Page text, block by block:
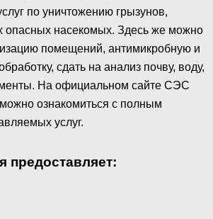
по уничтожению грызунов,
опасных насекомых. Здесь же можно
помещений, антимикробную и
сдать на анализ почву, воду,
На официальном сайте СЭС
ознакомиться с полным
услуг.
предоставляет: